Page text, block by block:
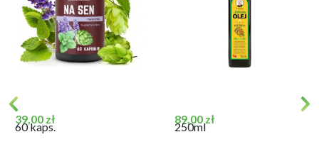
Cena
39,00 zł
60 kaps.
Cena
89,00 zł
250ml